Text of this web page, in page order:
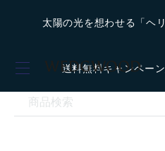
太陽の光を想わせる「ヘ
送料無料キャンペー